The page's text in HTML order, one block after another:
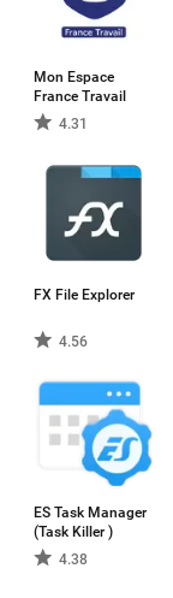
Mon Espace
France Travail
4.31
FX File Explorer
4.56
ES Task Manager
(Task Killer )
4.38